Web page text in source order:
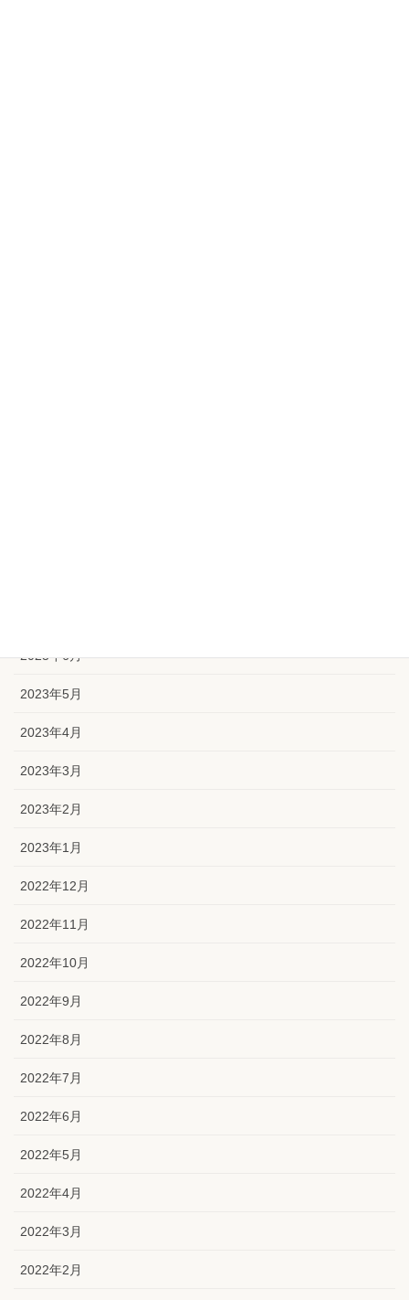
2023年6月
2023年5月
2023年4月
2023年3月
2023年2月
2023年1月
2022年12月
2022年11月
2022年10月
2022年9月
2022年8月
2022年7月
2022年6月
2022年5月
2022年4月
2022年3月
2022年2月